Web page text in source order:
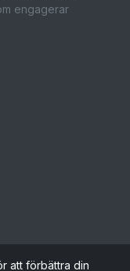
engagerar
att förbättra din